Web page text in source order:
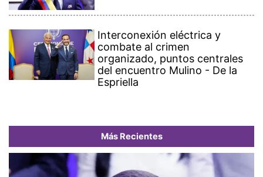
Interconexión eléctrica y
combate al crimen
organizado, puntos centrales
del encuentro Mulino - De la
Espriella
Más Recientes